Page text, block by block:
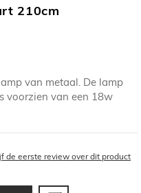
210cm
van metaal. De lamp
voorzien van een 18w
de eerste review over dit product